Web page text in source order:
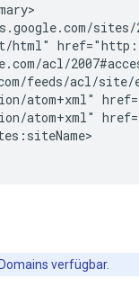
html"
acl/
feeds/acl/site/
atom+xml"
atom+xml"
verfügbar.